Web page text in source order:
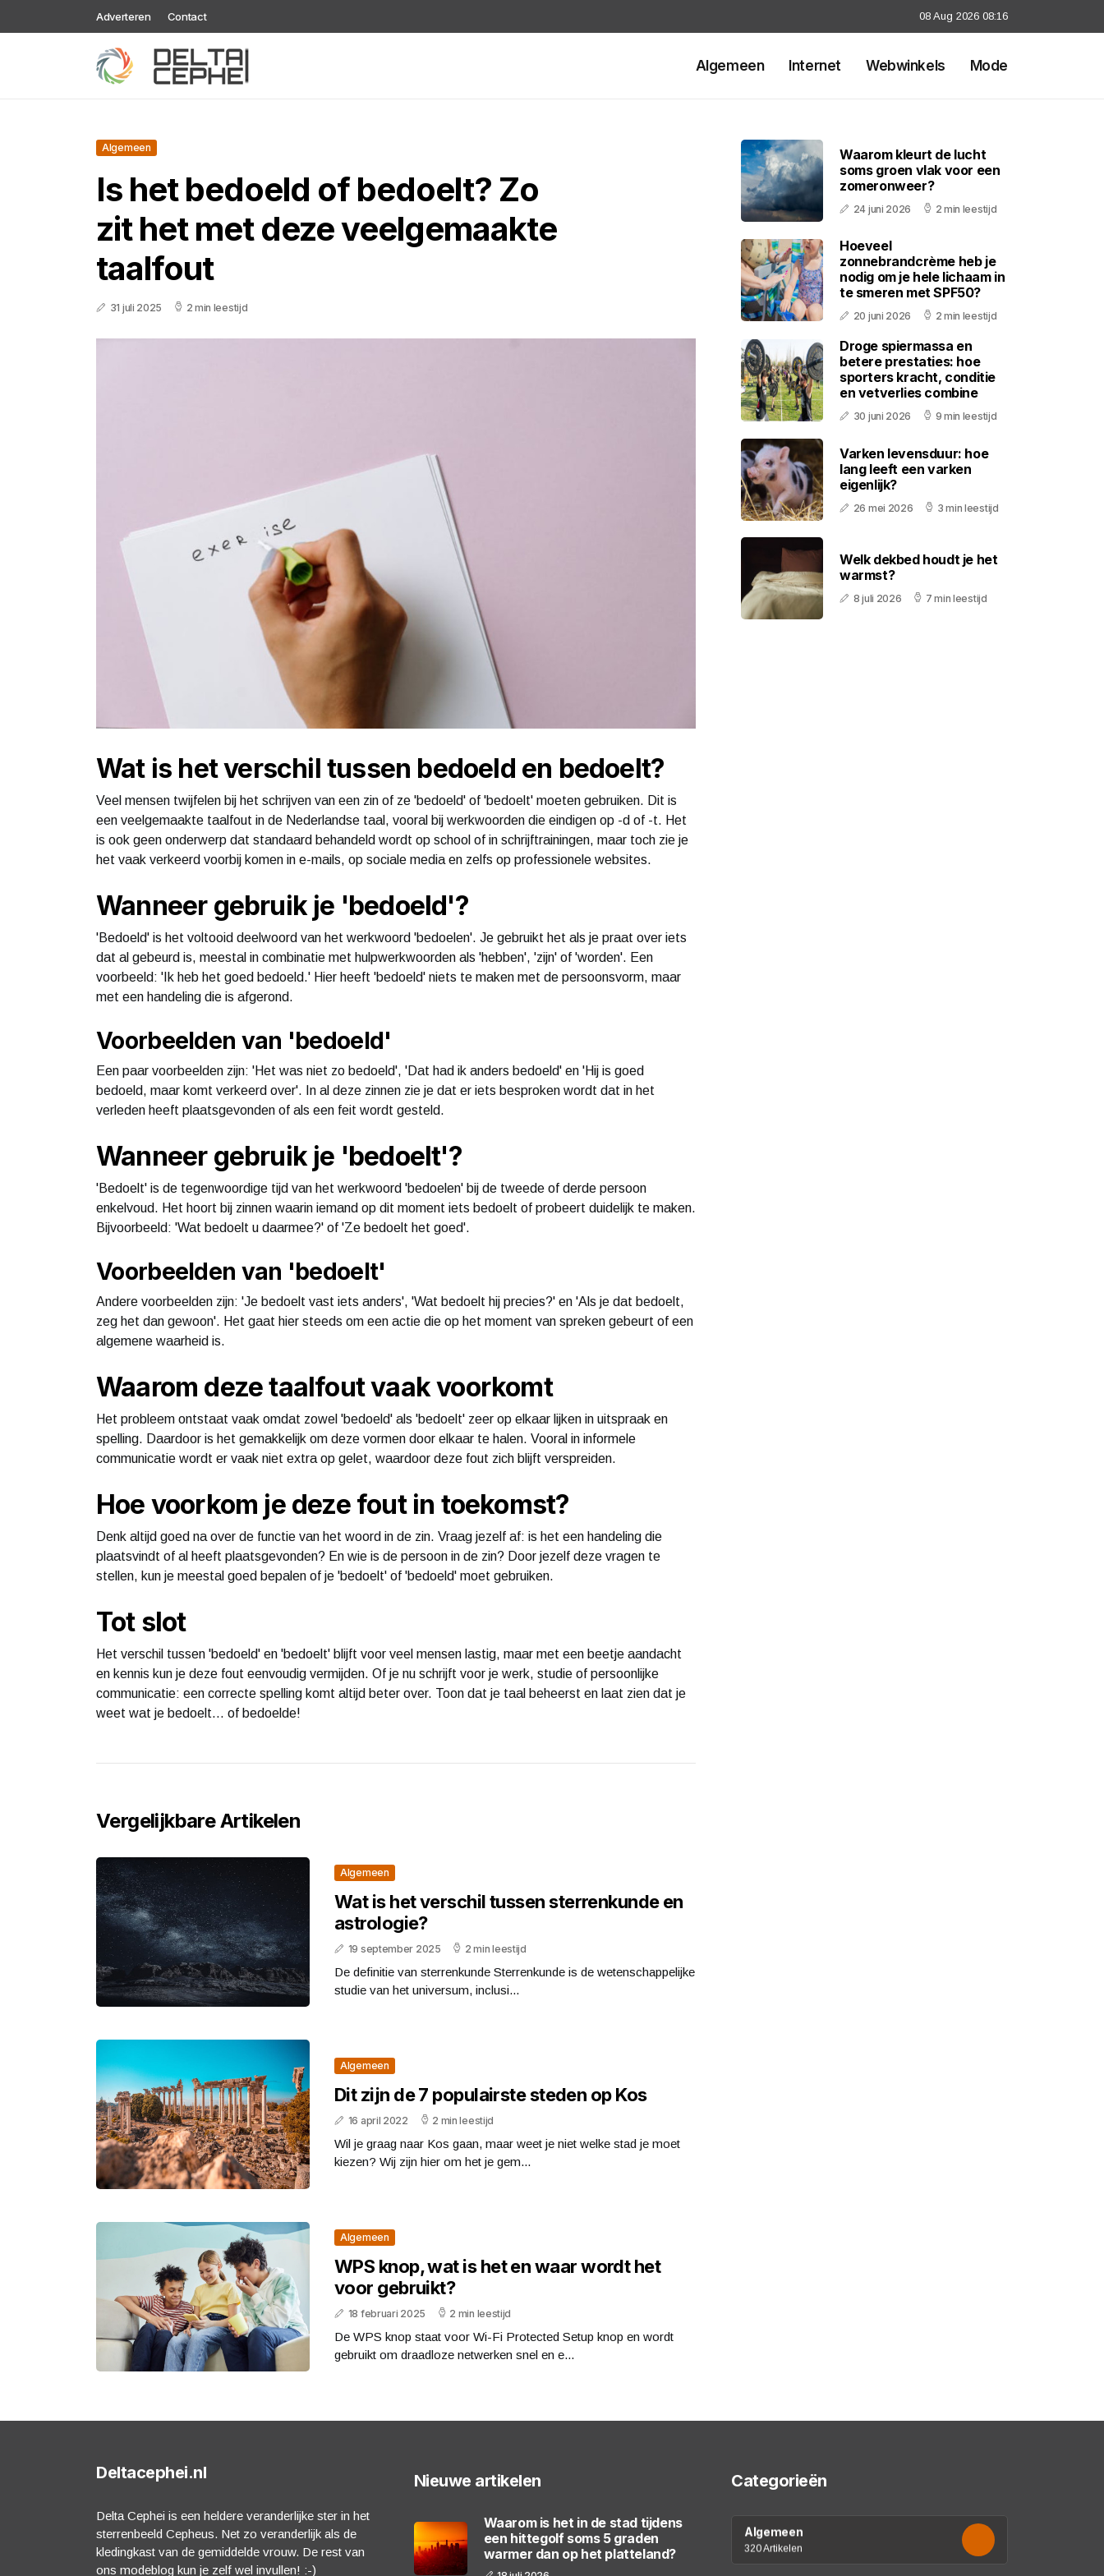
Adverteren Contact 08 Aug 2026 08:16
Algemeen Internet Webwinkels Mode
Algemeen
Is het bedoeld of bedoelt? Zo
zit het met deze veelgemaakte
taalfout
31 juli 2025 2 min leestijd
Wat is het verschil tussen bedoeld en bedoelt?
Veel mensen twijfelen bij het schrijven van een zin of ze 'bedoeld' of 'bedoelt' moeten gebruiken. Dit is
een veelgemaakte taalfout in de Nederlandse taal, vooral bij werkwoorden die eindigen op -d of -t. Het
is ook geen onderwerp dat standaard behandeld wordt op school of in schrijftrainingen, maar toch zie je
het vaak verkeerd voorbij komen in e-mails, op sociale media en zelfs op professionele websites.
Wanneer gebruik je 'bedoeld'?
'Bedoeld' is het voltooid deelwoord van het werkwoord 'bedoelen'. Je gebruikt het als je praat over iets
dat al gebeurd is, meestal in combinatie met hulpwerkwoorden als 'hebben', 'zijn' of 'worden'. Een
voorbeeld: 'Ik heb het goed bedoeld.' Hier heeft 'bedoeld' niets te maken met de persoonsvorm, maar
met een handeling die is afgerond.
Voorbeelden van 'bedoeld'
Een paar voorbeelden zijn: 'Het was niet zo bedoeld', 'Dat had ik anders bedoeld' en 'Hij is goed
bedoeld, maar komt verkeerd over'. In al deze zinnen zie je dat er iets besproken wordt dat in het
verleden heeft plaatsgevonden of als een feit wordt gesteld.
Wanneer gebruik je 'bedoelt'?
'Bedoelt' is de tegenwoordige tijd van het werkwoord 'bedoelen' bij de tweede of derde persoon
enkelvoud. Het hoort bij zinnen waarin iemand op dit moment iets bedoelt of probeert duidelijk te maken.
Bijvoorbeeld: 'Wat bedoelt u daarmee?' of 'Ze bedoelt het goed'.
Voorbeelden van 'bedoelt'
Andere voorbeelden zijn: 'Je bedoelt vast iets anders', 'Wat bedoelt hij precies?' en 'Als je dat bedoelt,
zeg het dan gewoon'. Het gaat hier steeds om een actie die op het moment van spreken gebeurt of een
algemene waarheid is.
Waarom deze taalfout vaak voorkomt
Het probleem ontstaat vaak omdat zowel 'bedoeld' als 'bedoelt' zeer op elkaar lijken in uitspraak en
spelling. Daardoor is het gemakkelijk om deze vormen door elkaar te halen. Vooral in informele
communicatie wordt er vaak niet extra op gelet, waardoor deze fout zich blijft verspreiden.
Hoe voorkom je deze fout in toekomst?
Denk altijd goed na over de functie van het woord in de zin. Vraag jezelf af: is het een handeling die
plaatsvindt of al heeft plaatsgevonden? En wie is de persoon in de zin? Door jezelf deze vragen te
stellen, kun je meestal goed bepalen of je 'bedoelt' of 'bedoeld' moet gebruiken.
Tot slot
Het verschil tussen 'bedoeld' en 'bedoelt' blijft voor veel mensen lastig, maar met een beetje aandacht
en kennis kun je deze fout eenvoudig vermijden. Of je nu schrijft voor je werk, studie of persoonlijke
communicatie: een correcte spelling komt altijd beter over. Toon dat je taal beheerst en laat zien dat je
weet wat je bedoelt… of bedoelde!
Vergelijkbare Artikelen
Algemeen
Wat is het verschil tussen sterrenkunde en
astrologie?
19 september 2025 2 min leestijd
De definitie van sterrenkunde Sterrenkunde is de wetenschappelijke
studie van het universum, inclusi...
Algemeen
Dit zijn de 7 populairste steden op Kos
16 april 2022 2 min leestijd
Wil je graag naar Kos gaan, maar weet je niet welke stad je moet
kiezen? Wij zijn hier om het je gem...
Algemeen
WPS knop, wat is het en waar wordt het
voor gebruikt?
18 februari 2025 2 min leestijd
De WPS knop staat voor Wi-Fi Protected Setup knop en wordt
gebruikt om draadloze netwerken snel en e...
Waarom kleurt de lucht
soms groen vlak voor een
zomeronweer?
24 juni 2026 2 min leestijd
Hoeveel
zonnebrandcrème heb je
nodig om je hele lichaam in
te smeren met SPF50?
20 juni 2026 2 min leestijd
Droge spiermassa en
betere prestaties: hoe
sporters kracht, conditie
en vetverlies combine
30 juni 2026 9 min leestijd
Varken levensduur: hoe
lang leeft een varken
eigenlijk?
26 mei 2026 3 min leestijd
Welk dekbed houdt je het
warmst?
8 juli 2026 7 min leestijd
Deltacephei.nl
Delta Cephei is een heldere veranderlijke ster in het
sterrenbeeld Cepheus. Net zo veranderlijk als de
kledingkast van de gemiddelde vrouw. De rest van
ons modeblog kun je zelf wel invullen! :-)
Nieuwe artikelen
Waarom is het in de stad tijdens
een hittegolf soms 5 graden
warmer dan op het platteland?
Categorieën
Algemeen
320 Artikelen